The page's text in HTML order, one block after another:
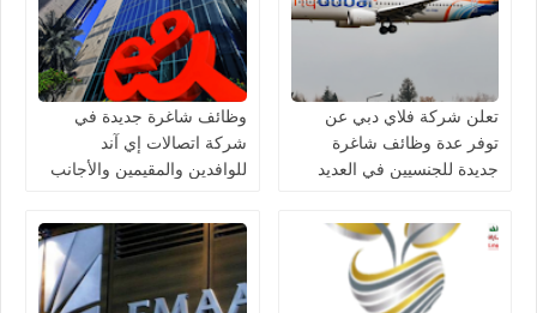
تعلن شركة فلاي دبي عن
توفر عدة وظائف شاغرة
جديدة للجنسيين في العديد
وظائف شاغرة جديدة في
شركة اتصالات إي آند
للوافدين والمقيمين والأجانب